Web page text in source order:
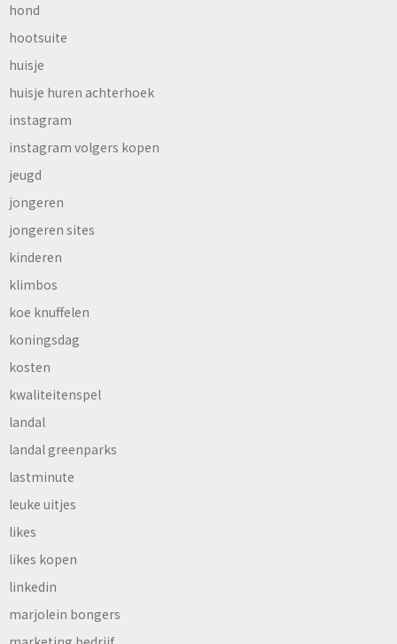
hond
hootsuite
huisje
huisje huren achterhoek
instagram
instagram volgers kopen
jeugd
jongeren
jongeren sites
kinderen
klimbos
koe knuffelen
koningsdag
kosten
kwaliteitenspel
landal
landal greenparks
lastminute
leuke uitjes
likes
likes kopen
linkedin
marjolein bongers